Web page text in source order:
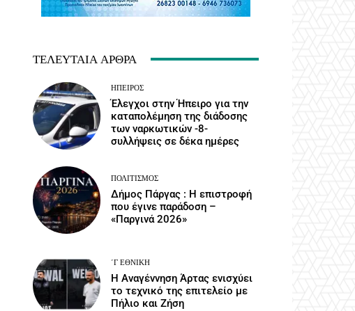
ΤΕΛΕΥΤΑΊΑ ΆΡΘΡΑ
ΉΠΕΙΡΟΣ
Έλεγχοι στην Ήπειρο για την
καταπολέμηση της διάδοσης
των ναρκωτικών -8-
συλλήψεις σε δέκα ημέρες
ΠΟΛΙΤΙΣΜΌΣ
Δήμος Πάργας : Η επιστροφή
που έγινε παράδοση –
«Παργινά 2026»
΄Γ ΕΘΝΙΚΉ
Η Αναγέννηση Άρτας ενισχύει
το τεχνικό της επιτελείο με
Πήλιο και Ζήση